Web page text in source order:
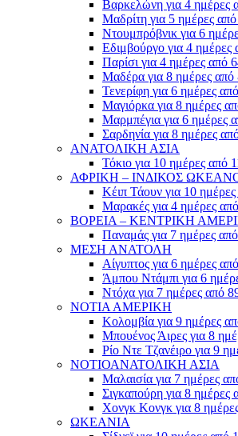
Βαρκελώνη για 4 ημέρες
Μαδρίτη για 5 ημέρες
Ντουμπρόβνικ για 6
Εδιμβούργο για 4 ημέρες
Παρίσι για 4 ημέρες από
Μαδέρα για 8 ημέρες από
Τενερίφη για 6 ημέρες
Μαγιόρκα για 8 ημέρες
Μαρμπέγια για 6 ημέρες
Σαρδηνία για 8 ημέρες
ΑΝΑΤΟΛΙΚΗ ΑΣΙΑ
Τόκιο για 10 ημέρες από
ΑΦΡΙΚΗ – ΙΝΔΙΚΟΣ
Κέιπ Τάουν για 10
Μαρακές για 4 ημέρες
ΒΟΡΕΙΑ – ΚΕΝΤΡΙΚΗ
Παναμάς για 7 ημέρες
ΜΕΣΗ ΑΝΑΤΟΛΗ
Αίγυπτος για 6 ημέρες
Άμπου Ντάμπι για 6
Ντόχα για 7 ημέρες από
ΝΟΤΙΑ ΑΜΕΡΙΚΗ
Κολομβία για 9 ημέρες
Μπουένος Άιρες για 8
Ρίο Ντε Τζανέιρο για 9
ΝΟΤΙΟΑΝΑΤΟΛΙΚΗ ΑΣΙΑ
Μαλαισία για 7 ημέρες
Σιγκαπούρη για 8 ημέρες
Χονγκ Κονγκ για 8
ΩΚΕΑΝΙΑ